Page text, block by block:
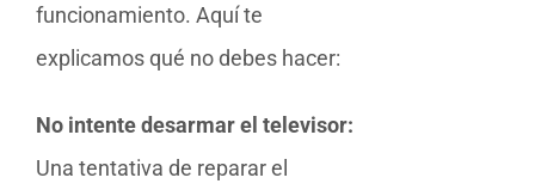
funcionamiento. Aquí te
explicamos qué no debes hacer:
No intente desarmar el televisor:
Una tentativa de reparar el